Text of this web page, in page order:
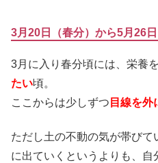
3月20日（春分）から5月26
3月に入り春分頃には、栄養
たい頃。
ここからは少しずつ 目線を外
ただし土の不動の気が帯び
に出ていくというよりも、自